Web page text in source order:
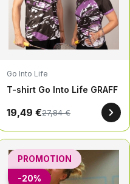
Go Into Life
T-shirt Go Into Life GRAFF
19,49 €27,84 €
PROMOTION
-20%